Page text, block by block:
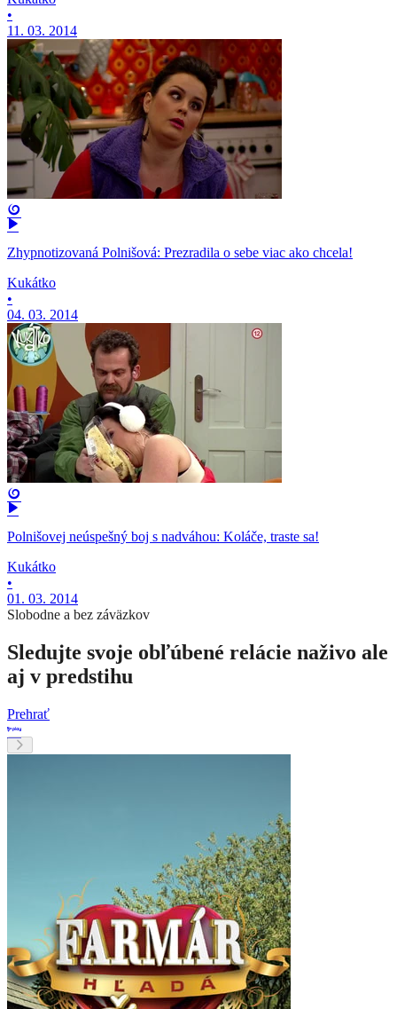
•
11. 03. 2014
Zhypnotizovaná Polnišová: Prezradila o sebe viac ako chcela!
Kukátko
•
04. 03. 2014
Polnišovej neúspešný boj s nadváhou: Koláče, traste sa!
Kukátko
•
01. 03. 2014
Slobodne a bez záväzkov
Sledujte svoje obľúbené relácie naživo ale
aj v predstihu
Prehrať